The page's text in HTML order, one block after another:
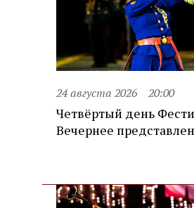
24 августа 2026 20:00
Четвёртый день
Вечернее